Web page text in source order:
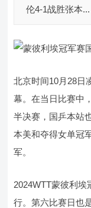
伦4-1战胜张本...
北京时间10月28日
幕。在当日比赛中
半决赛，国乒本站
本美和夺得女单冠
军。
2024WTT蒙彼利埃
行。第六比赛日也